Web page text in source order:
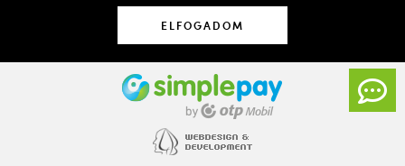
ELFOGADOM